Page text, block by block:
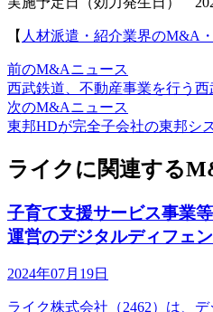
【 人材派遣・紹介業界のM&A
前のM&Aニュース
西武鉄道、不動産事業を行う
次のM&Aニュース
東邦HDが完全子会社の東邦シ
ライクに関連する
子育て支援サービス事業
運営のデジタルディフェ
2024年07月19日
ライク株式会社（2462）は、